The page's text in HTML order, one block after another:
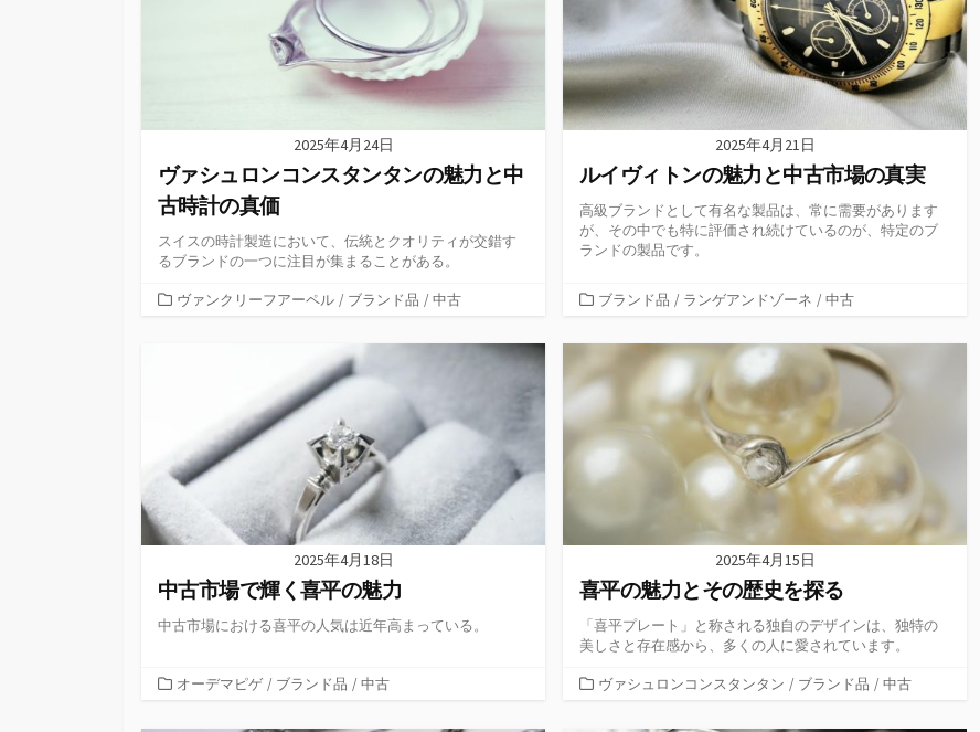
2025年4月24日
ヴァシュロンコンスタンタンの魅力と中
古時計の真価
スイスの時計製造において、伝統とクオリティが交錯す
るブランドの一つに注目が集まることがある。
カヴァンクリーフアーペル / ブランド品 / 中古
2025年4月21日
ルイヴィトンの魅力と中古市場の真実
高級ブランドとして有名な製品は、常に需要があります
が、その中でも特に評価され続けているのが、特定のブ
ランドの製品です。
カ
ゴ
ー
ブランド品 / ランゲアンドゾーネ / 中古
2025年4月18日
中古市場で輝く喜平の魅力
中古市場における喜平の人気は近年高まっている。
カ
ゴ
オーデマピゲ / ブランド品 / 中古
2025年4月15日
喜平の魅力とその歴史を探る
「喜平プレート」と称される独自のデザインは、独特の
美しさと存在感から、多くの人に愛されています。
カヴァシュロンコンスタンタン / ブランド品 / 中古